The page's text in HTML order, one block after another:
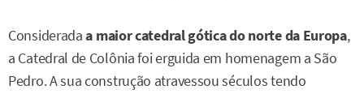
Consideradaa maior catedral gótica do norte da Europa,
a Catedral de Colônia foi erguida em homenagem a São
Pedro. A sua construção atravessou séculos tendo